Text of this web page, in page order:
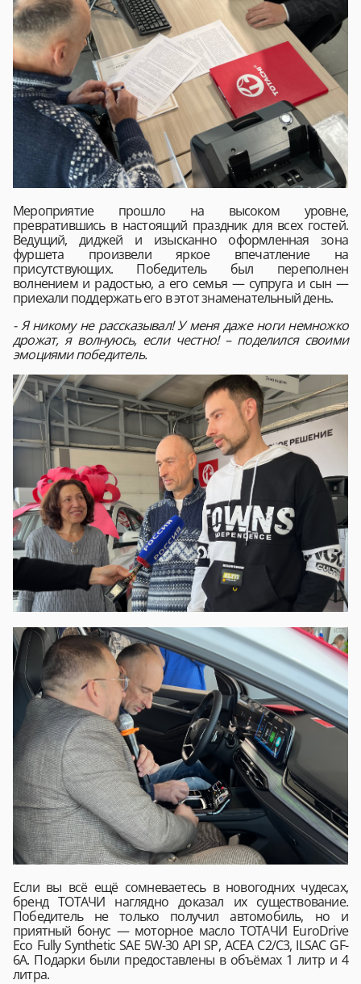
Мероприятие прошло на высоком уровне,
превратившись в настоящий праздник для всех гостей.
Ведущий, диджей и изысканно оформленная зона
фуршета произвели яркое впечатление на
присутствующих. Победитель был переполнен
волнением и радостью, а его семья — супруга и сын —
приехали поддержать его в этот знаменательный день.
- Я никому не рассказывал! У меня даже ноги немножко
дрожат, я волнуюсь, если честно! – поделился своими
эмоциями победитель.
Если вы всё ещё сомневаетесь в новогодних чудесах,
бренд ТОТАЧИ наглядно доказал их существование.
Победитель не только получил автомобиль, но и
приятный бонус — моторное масло ТОТАЧИ EuroDrive
Eco Fully Synthetic SAE 5W-30 API SP, ACEA C2/C3, ILSAC GF-
6A. Подарки были предоставлены в объёмах 1 литр и 4
литра.